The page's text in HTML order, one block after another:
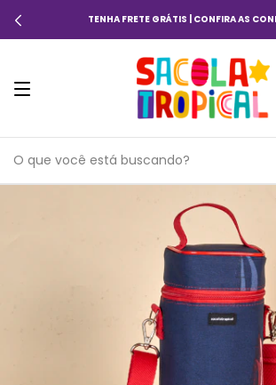
TENHA FRETE GRÁTIS | CONFIRA AS CONDIÇÕES